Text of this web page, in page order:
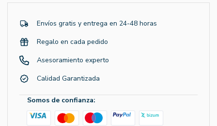
Envíos gratis y entrega en 24-48 horas
Regalo en cada pedido
Asesoramiento experto
Calidad Garantizada
Somos de confianza: